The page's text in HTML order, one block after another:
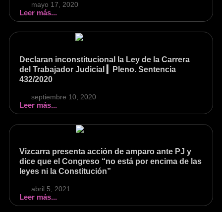
mayo 17, 2020
Leer más...
Declaran inconstitucional la Ley de la Carrera
del Trabajador Judicial ▎Pleno. Sentencia
432/2020
septiembre 10, 2020
Leer más...
Vizcarra presenta acción de amparo ante PJ y
dice que el Congreso “no está por encima de las
leyes ni la Constitución”
abril 5, 2021
Leer más...